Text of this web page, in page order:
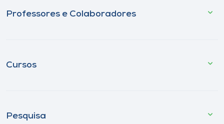
Professores e Colaboradores
Cursos
Pesquisa